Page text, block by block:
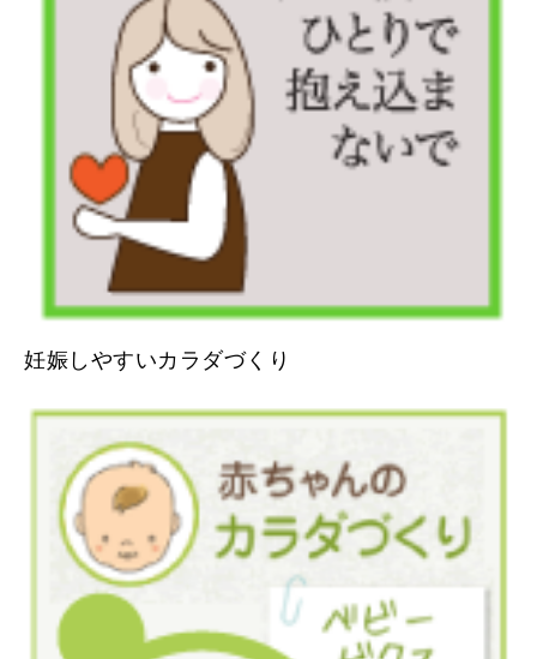
妊娠しやすいカラダづくり